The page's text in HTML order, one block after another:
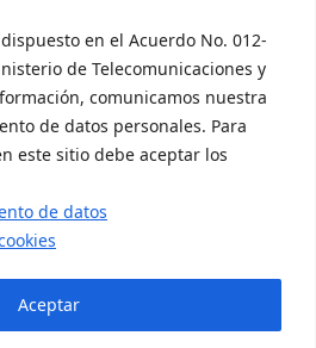
en el Acuerdo No. 012-
de Telecomunicaciones y
comunicamos nuestra
de datos personales. Para
este sitio debe aceptar los
de datos
Aceptar